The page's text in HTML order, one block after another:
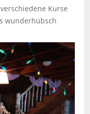
Kurse
wunderhübsch